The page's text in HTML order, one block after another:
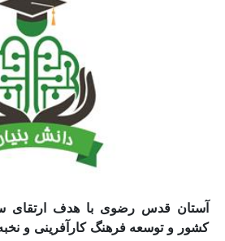
آستان قدس رضوی با هدف ارتقای
کشور و توسعه فرهنگ کارآفرینی و